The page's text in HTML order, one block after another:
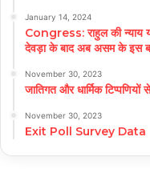
January 14, 2024
Congress: राहुल की न्याय
देवड़ा के बाद अब असम के इस
November 30, 2023
जातिगत और धार्मिक
November 30, 2023
Exit Poll Survey Data